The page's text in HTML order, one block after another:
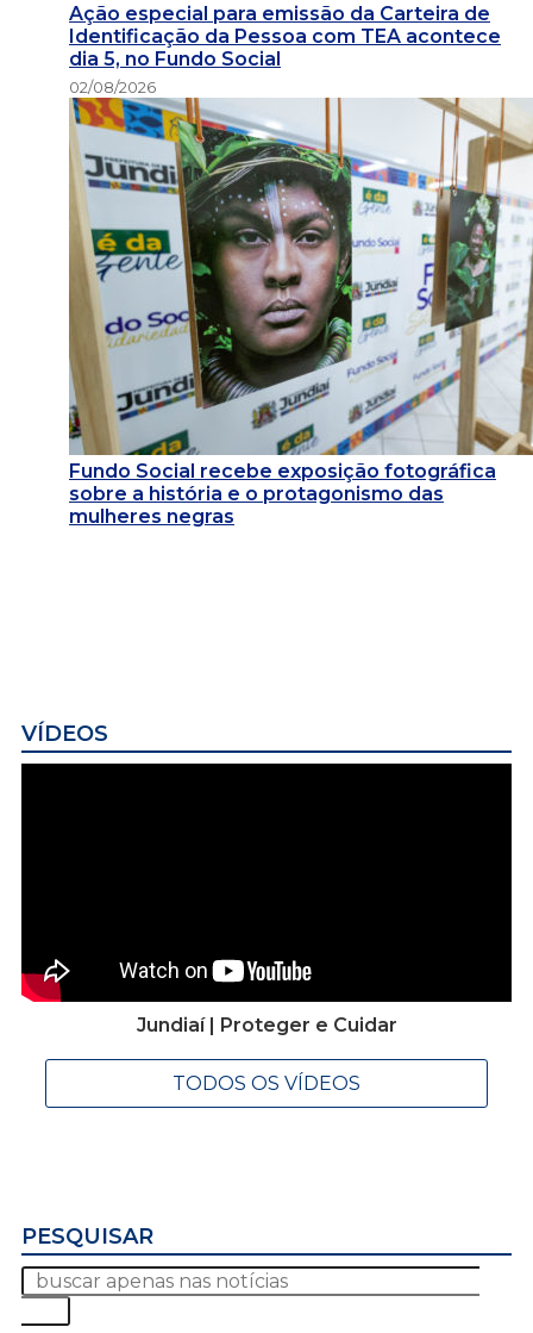
Ação especial para emissão da Carteira de
Identificação da Pessoa com TEA acontece
dia 5, no Fundo Social
02/08/2026
Fundo Social recebe exposição fotográfica
sobre a história e o protagonismo das
mulheres negras
VÍDEOS
Jundiaí | Proteger e Cuidar
TODOS OS VÍDEOS
PESQUISAR